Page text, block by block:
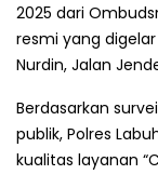
2025 dari
resmi yang
Nurdin, Jalan
Berdasarkan
publik, Polres
kualitas layanan